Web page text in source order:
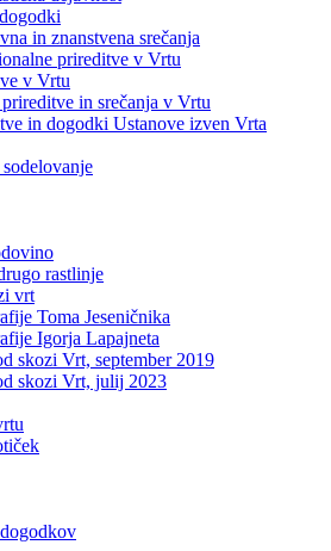
in znanstvena srečanja
prireditve v Vrtu
v Vrtu
in srečanja v Vrtu
in dogodki Ustanove izven Vrta
rastlinje
vrt
Toma Jeseničnika
Igorja Lapajneta
skozi Vrt, september 2019
skozi Vrt, julij 2023